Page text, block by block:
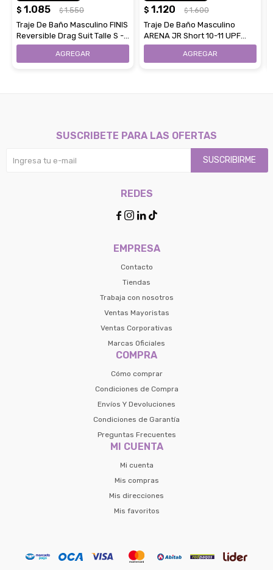
$ 1.085 $ 1.550
Traje De Baño Masculino FINIS
Reversible Drag Suit Talle S -
Black Red
$ 1.120 $ 1.600
Traje De Baño Masculino
ARENA JR Short 10-11 UPF
50+
EMPRESA
Contacto
Tiendas
Trabaja con nosotros
Ventas Mayoristas
Ventas Corporativas
Marcas Oficiales
COMPRA
Cómo comprar
Condiciones de Compra
Envíos Y Devoluciones
Condiciones de Garantía
Preguntas Frecuentes
MI CUENTA
Mi cuenta
Mis compras
Mis direcciones
Mis favoritos
SUSCRIBETE PARA LAS OFERTAS
SUSCRIBIRME
REDES
   